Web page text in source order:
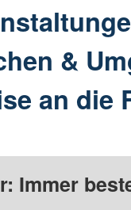
&
an die
Immer